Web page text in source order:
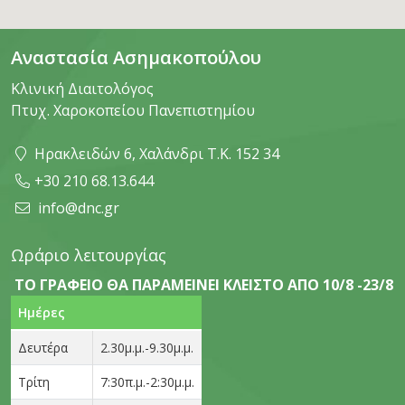
Αναστασία Ασημακοπούλου
Κλινική Διαιτολόγος
Πτυχ. Χαροκοπείου Πανεπιστημίου
Ηρακλειδών 6, Χαλάνδρι Τ.Κ. 152 34
+30 210 68.13.644
info@dnc.gr
Ωράριο λειτουργίας
ΤΟ ΓΡΑΦΕΙΟ ΘΑ ΠΑΡΑΜΕΙΝΕΙ ΚΛΕΙΣΤΟ ΑΠΟ 10/8 -23/8
Ημέρες
Δευτέρα
2.30μ.μ.-9.30μ.μ.
Τρίτη
7:30π.μ.-2:30μ.μ.